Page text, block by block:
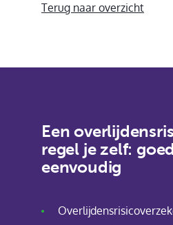
Terug naar overzicht
Een
regel je zelf:
eenvoudig